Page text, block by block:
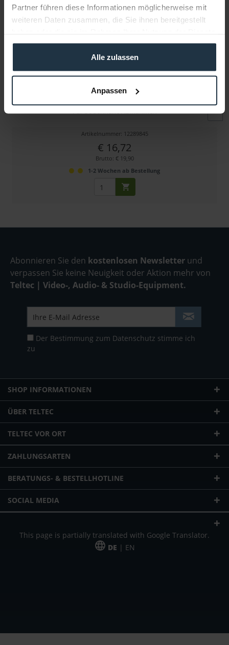
Partner führen diese Informationen möglicherweise mit
weiteren Daten zusammen, die Sie ihnen bereitgestellt
gesammelt haben.
Alle zulassen
Anpassen
Walimex Lampenbodenstativ, 12cm
Für bodennahe Aufnahmen
Artikelnummer: 12289845
€ 16,72
Brutto: € 19,90
1-2 Wochen ab Bestellung
Abonnieren Sie den kostenlosen Newsletter und
verpassen Sie keine Neuigkeit oder Aktion mehr von
Teltec | Video-, Audio- & Studio-Equipment.
Der Bestimmung zum Datenschutz stimme ich
zu
SHOP INFORMATIONEN
ÜBER TELTEC
TELTEC VOR ORT
ZAHLUNGSARTEN
BERATUNGS- & BESTELLHOTLINE
SOCIAL MEDIA
This page is partially translated with Google Translator.
DE | EN